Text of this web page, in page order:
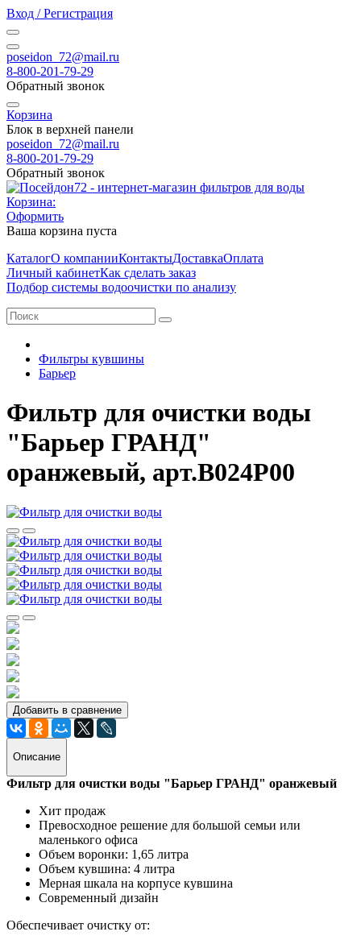
Вход / Регистрация
poseidon_72@mail.ru
8-800-201-79-29
Обратный звонок
Корзина
Блок в верхней панели
poseidon_72@mail.ru
8-800-201-79-29
Обратный звонок
Корзина:
Оформить
Ваша корзина пуста
КаталогО компанииКонтактыДоставкаОплата
Личный кабинетКак сделать заказ
Подбор системы водоочистки по анализу
Фильтры кувшины
Барьер
Фильтр для очистки воды
"Барьер ГРАНД"
оранжевый, арт.В024Р00
Добавить в сравнение
Описание
Фильтр для очистки воды "Барьер ГРАНД" оранжевый
Хит продаж
Превосходное решение для большой семьи или
маленького офиса
Объем воронки: 1,65 литра
Объем кувшина: 4 литра
Мерная шкала на корпусе кувшина
Современный дизайн
Обеспечивает очистку от: